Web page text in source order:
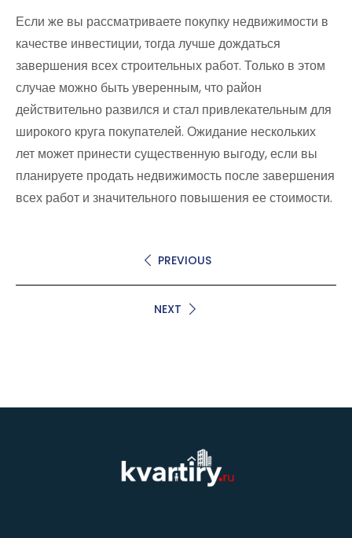
Если же вы рассматриваете покупку недвижимости в
качестве инвестиции, тогда лучше дождаться
завершения всех строительных работ. Только в этом
случае можно быть уверенным, что район
действительно развился и стал привлекательным для
широкого круга покупателей. Ожидание нескольких
лет может принести существенную выгоду, если вы
планируете продать недвижимость после завершения
всех работ и значительного повышения ее стоимости.
PREVIOUS
NEXT